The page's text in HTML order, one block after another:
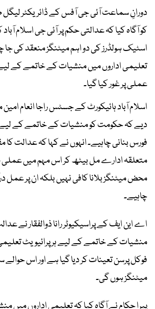
دورانِ سماعت آئی جی آفس کے ڈائریکٹر لیگل
کو آگاہ کیا کہ عدالتی حکم پر آئی جی اسلام
اسٹیک ہولڈرز کی دو اہم میٹنگز منعقد کی
تعلیمی اداروں میں منشیات کے خاتمے کے
عملی پر غور کیا گیا۔
اسلام آباد ہائیکورٹ کے جسٹس راجا انعام
دیے کہ حکومت کو منشیات کے خاتمے کے
فورس بنانی چاہیے۔ انہوں نے کہا کہ عدالت کا
متعلقہ ادارے مل بیٹھ کر اس مہم میں عملی
محض میٹنگز بلانا کافی نہیں بلکہ ان پر عمل
چاہیے۔
اے این ایف کے پراسیکیوٹر رانا ذوالفقار نے
منشیات کے خاتمے کے لیے ہر پرائیویٹ
فوکل پرسن تعینات کر دیا گیا ہے اور اس حوالے
میٹنگز ہوں گی۔
پیرا حکام نے آگاہ کیا کہ تعلیمی اداروں